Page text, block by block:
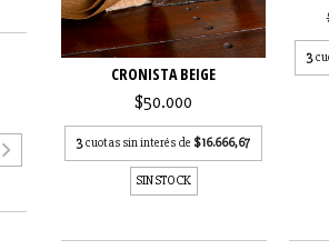
CRONISTA BEIGE
$50.000
3cuotas sin interés de $16.666,67
SIN STOCK
3